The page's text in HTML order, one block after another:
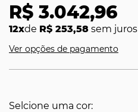
R$ 3.042,96
12xde R$ 253,58 sem juros
Ver opções de pagamento
Selcione uma cor